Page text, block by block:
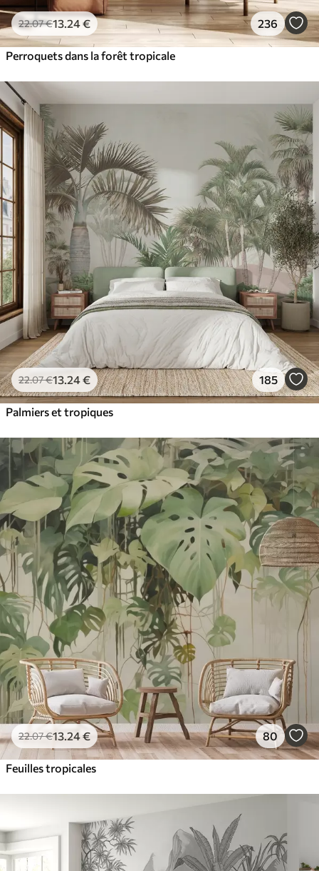
22.07€13.24€ 236
Perroquets dans la forêt tropicale
22.07€13.24€ 185
Palmiers et tropiques
22.07€13.24€ 80
Feuilles tropicales